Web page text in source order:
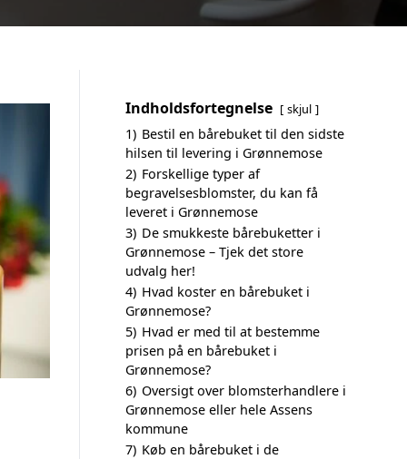
Indholdsfortegnelse skjul
1) Bestil en bårebuket til den sidste
hilsen til levering i Grønnemose
2) Forskellige typer af
begravelsesblomster, du kan få
leveret i Grønnemose
3) De smukkeste bårebuketter i
Grønnemose – Tjek det store
udvalg her!
4) Hvad koster en bårebuket i
Grønnemose?
5) Hvad er med til at bestemme
prisen på en bårebuket i
Grønnemose?
6) Oversigt over blomsterhandlere i
Grønnemose eller hele Assens
kommune
7) Køb en bårebuket i de